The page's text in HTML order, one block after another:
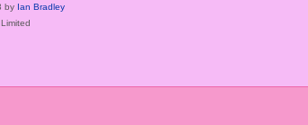
by Ian Bradley